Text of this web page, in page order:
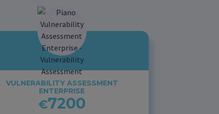
VULNERABILITY ASSESSMENT
ENTERPRISE
€7200